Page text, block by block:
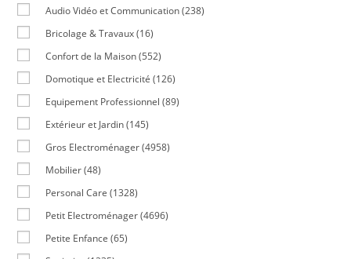
Audio Vidéo et Communication (238)
Bricolage & Travaux (16)
Confort de la Maison (552)
Domotique et Electricité (126)
Equipement Professionnel (89)
Extérieur et Jardin (145)
Gros Electroménager (4958)
Mobilier (48)
Personal Care (1328)
Petit Electroménager (4696)
Petite Enfance (65)